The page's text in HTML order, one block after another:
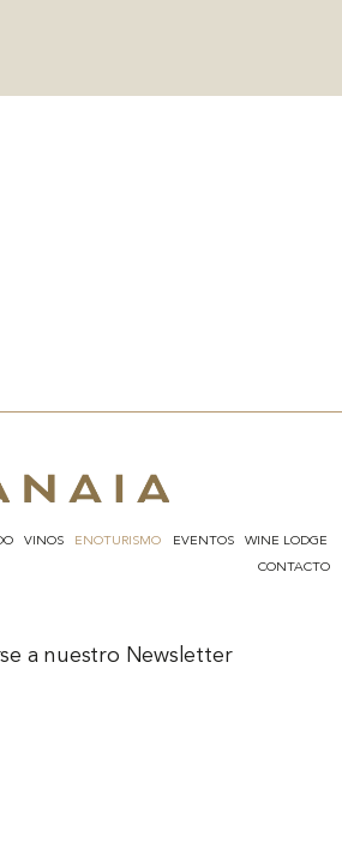
VINOS ENOTURISMO EVENTOS
WINE LODGE
CONTACTO
a nuestro Newsletter